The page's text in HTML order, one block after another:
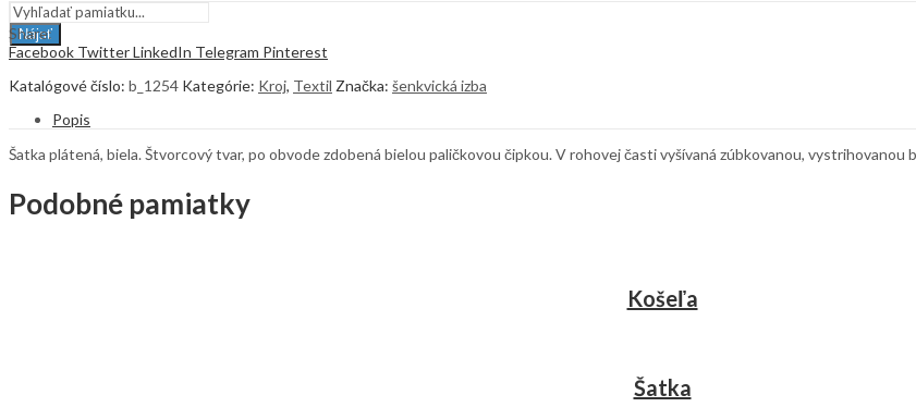
Nájsť
Share:
Facebook TwitterLinkedIn Telegram Pinterest
Katalógové číslo: b_1254 Kategórie: Kroj, Textil Značka: šenkvická izba
Popis
Šatka plátená, biela. Štvorcový tvar, po obvode zdobená bielou paličkovou čipkou. V rohovej časti vyšívaná zúbkovanou, vystrihovanou
Podobné pamiatky
Košeľa
Šatka